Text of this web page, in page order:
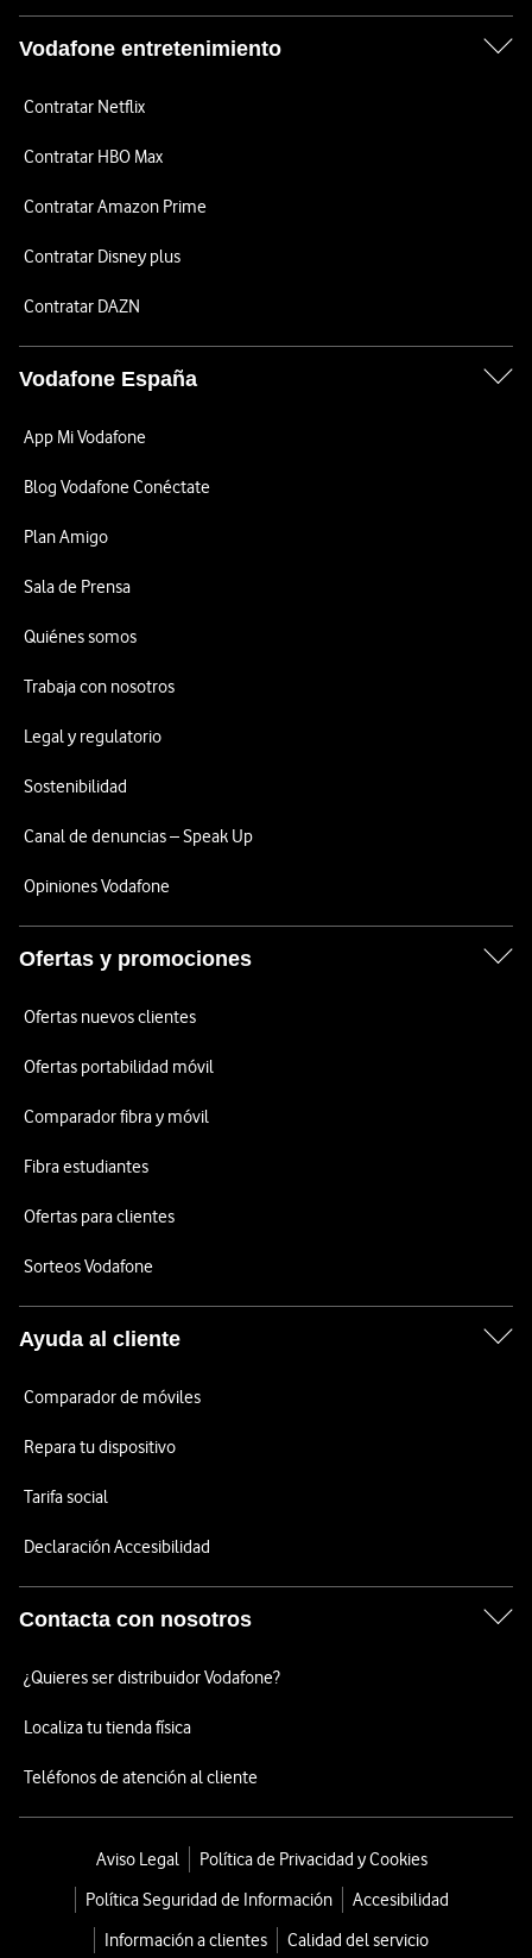
Vodafone entretenimiento
Contratar Netflix
Contratar HBO Max
Contratar Amazon Prime
Contratar Disney plus
Contratar DAZN
Vodafone España
App Mi Vodafone
Blog Vodafone Conéctate
Plan Amigo
Sala de Prensa
Quiénes somos
Trabaja con nosotros
Legal y regulatorio
Sostenibilidad
Canal de denuncias – Speak Up
Opiniones Vodafone
Ofertas y promociones
Ofertas nuevos clientes
Ofertas portabilidad móvil
Comparador fibra y móvil
Fibra estudiantes
Ofertas para clientes
Sorteos Vodafone
Ayuda al cliente
Comparador de móviles
Repara tu dispositivo
Tarifa social
Declaración Accesibilidad
Contacta con nosotros
¿Quieres ser distribuidor Vodafone?
Localiza tu tienda física
Teléfonos de atención al cliente
Aviso Legal
Política de Privacidad y Cookies
Política Seguridad de Información
Accesibilidad
Información a clientes
Calidad del servicio